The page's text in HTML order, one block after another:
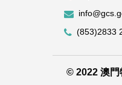
(853)2833
© 2022 澳門